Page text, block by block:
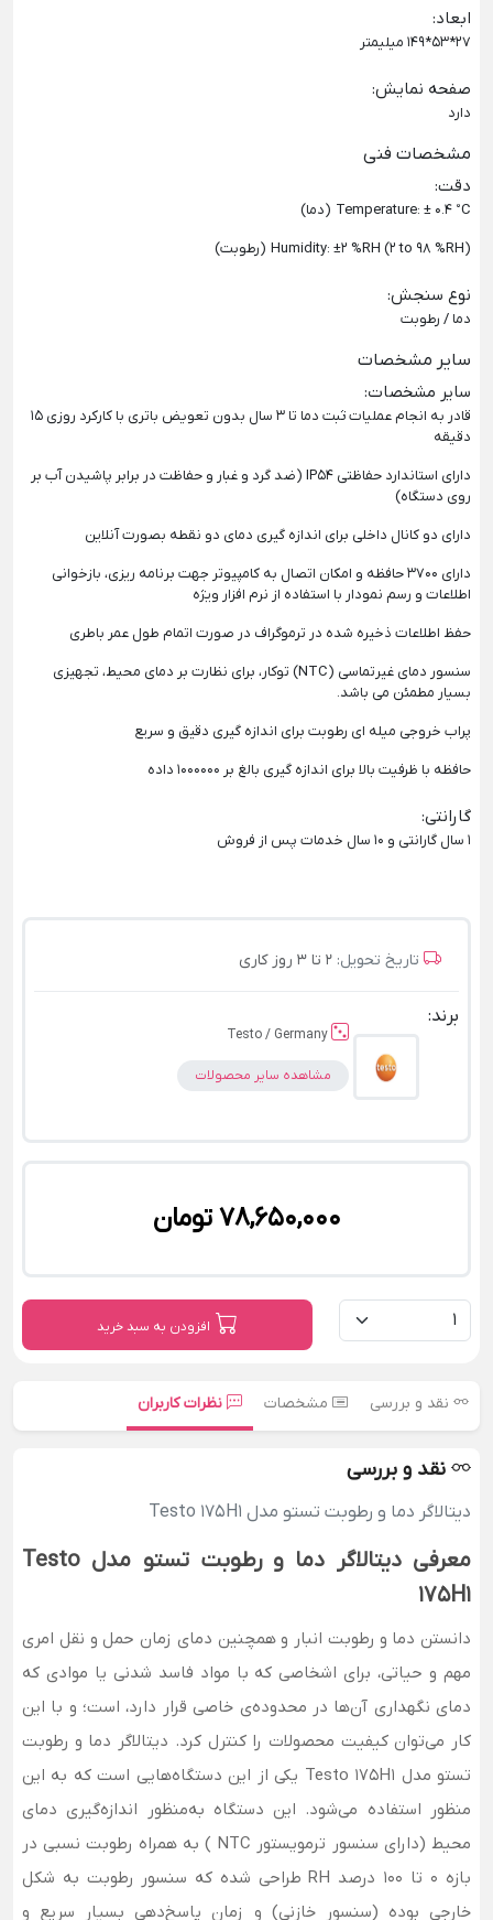
ابعاد:
27*53*149 میلیمتر
صفحه نمایش:
دارد
مشخصات فنی
دقت:
Temperature: ± 0.4 °C (دما)
Humidity: ±2 %RH (2 to 98 %RH) (رطوبت)
نوع سنجش:
دما / رطوبت
سایر مشخصات
سایر مشخصات:
قادر به انجام عملیات ثبت دما تا 3 سال بدون تعویض باتری با کارکرد روزی 15
دقیقه
دارای استاندارد حفاظتی
(ضد گرد و غبار و حفاظت در برابر پاشیدن آب بر
روی دستگاه)
دارای دو کانال داخلی برای اندازه گیری دمای دو نقطه بصورت آنلاین
دارای 3700 حافظه و امکان اتصال به کامپیوتر جهت برنامه ریزی، بازخوانی
اطلاعات و رسم نمودار با استفاده از نرم افزار ویژه
حفظ اطلاعات ذخیره شده در ترموگراف در صورت اتمام طول عمر باطری
سنسور دمای غیرتماسی (NTC)
توکار، برای نظارت بر دمای محیط، تجهیزی
بسیار مطمئن می باشد.
پراب خروجی میله ای رطوبت برای اندازه گیری دقیق و سریع
حافظه با ظرفیت بالا برای اندازه گیری بالغ بر 1000000 داده
گارانتی:
1 سال گارانتی و 10 سال خدمات پس از فروش
تاریخ تحویل: 2 تا 3 روز کاری
برند:
Testo / Germany
مشاهده سایر محصولات
78,650,000 تومان
افزودن به سبد خرید
نقد و بررسی مشخصات نظرات کاربران
نقد و بررسی
دیتالاگر دما و رطوبت تستو مدل Testo 175H1
معرفی دیتالاگر دما و رطوبت تستو مدل Testo
175H1
دانستن دما و رطوبت انبار و همچنین دمای زمان حمل و نقل امری
مهم و حیاتی، برای اشخاصی که با مواد فاسد شدنی یا موادی که
دمای نگهداری آن‌ها در محدوده‌ی خاصی قرار دارد، است؛ و با این
کار می‌توان کیفیت محصولات را کنترل کرد. دیتالاگر دما و رطوبت
تستو مدل Testo 175H1 یکی از این دستگاه‌هایی است که به این
منظور استفاده می‌شود. این دستگاه به‌منظور اندازه‌گیری دمای
محیط (دارای سنسور ترمویستور NTC ) به همراه رطوبت نسبی در
بازه 0 تا 100 درصد RH طراحی شده که سنسور رطوبت به شکل
خارجی بوده (سنسور خازنی) و زمان پاسخ‌دهی بسیار سریع و